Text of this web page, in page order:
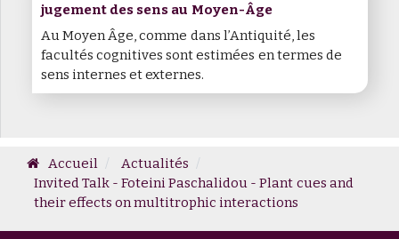
jugement des sens au Moyen-Âge
Au Moyen Âge, comme dans l’Antiquité, les
facultés cognitives sont estimées en termes de
sens internes et externes.
Accueil
Actualités
Invited Talk - Foteini Paschalidou - Plant cues and
their effects on multitrophic interactions